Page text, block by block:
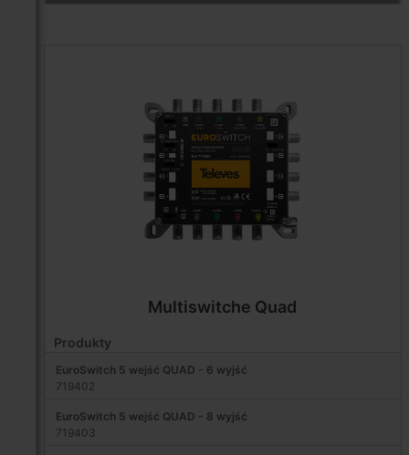
Multiswitche Quad
Produkty
EuroSwitch 5 wejść QUAD - 6 wyjść
719402
EuroSwitch 5 wejść QUAD - 8 wyjść
719403